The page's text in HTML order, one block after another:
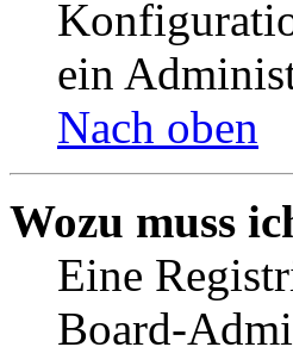
ein
Nach oben
Wozu muss
Eine
Board-